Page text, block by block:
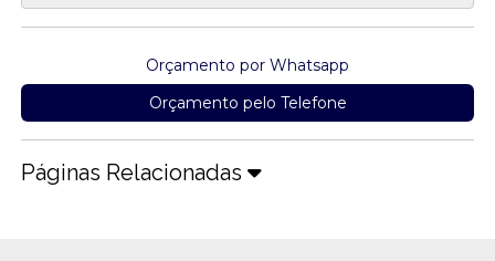
Orçamento por Whatsapp
Orçamento pelo Telefone
Páginas Relacionadas